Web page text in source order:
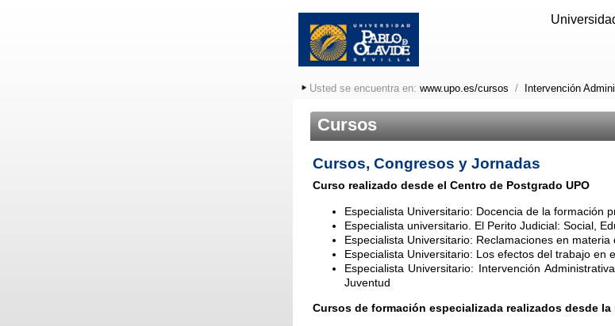
Usted se encuentra en: www.upo.es/cursos / Intervención
Cursos
Cursos, Congresos y Jornadas
Curso realizado desde el Centro de Postgrado UPO
Especialista Universitario: Docencia de la formación
Especialista universitario. El Perito Judicial: Social,
Especialista Universitario: Reclamaciones en materia
Especialista Universitario: Los efectos del trabajo en
Especialista Universitario: Intervención
Juventud
Cursos de formación especializada realizados desde la